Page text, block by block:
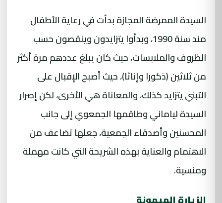
السيدة الممرضة المجازة بدأت في رعاية الأطفال
مند سنة 1990، وبدأوا يتزايدون وينقصون حسب
الظروف والملابسات، حيث كان يبلغ عددهم مرة أكثر
من ثلاثين (ذكورا وإناثا)، حيث أصبح الإقبال على
التبني يتزايد كذلك، والمعاناة هي الأخرى، لكن إصرار
السيدة لياماني وطاقمها الجمعوي إلى جانب
المحسنين وأصدقاء الجمعية، جعلها تضاعف من
الاهتمام والعناية بهذه الشريحة التي كانت مهملة
ومنسية.
الزيارة الميمونة